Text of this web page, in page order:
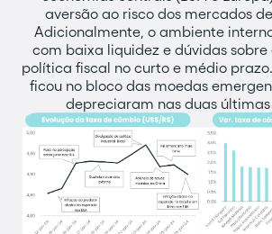
aversão ao risco dos mercados
Adicionalmente, o ambiente
com baixa liquidez e dúvidas
política fiscal no curto e médio
ficou no bloco das moedas
depreciaram nas duas últimas